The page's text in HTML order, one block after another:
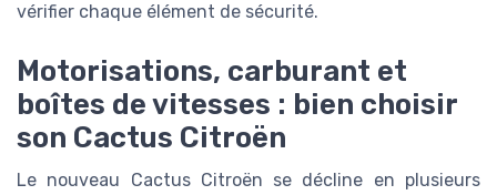
vérifier chaque élément de sécurité.
Motorisations, carburant et
boîtes de vitesses : bien choisir
son Cactus Citroën
Le nouveau Cactus Citroën se décline en plusieurs